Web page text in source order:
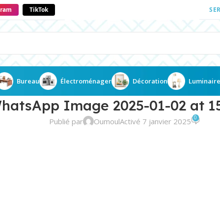
TikTok
Bureau Électroménager Décoration Luminaire
Image 2025-01-02 at
Publié par OumoulActivé 7 janvier 2025 0